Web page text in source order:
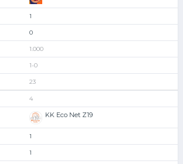
1
0
1.000
1-0
23
4
KK Eco Net Z19
1
1